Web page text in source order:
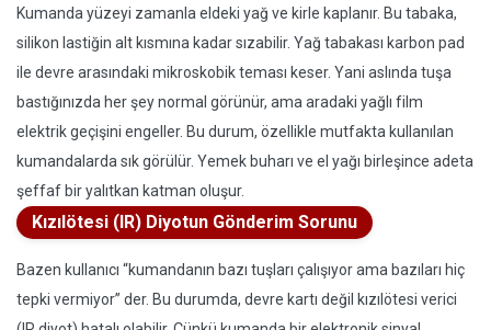
Kumanda yüzeyi zamanla eldeki yağ ve kirle kaplanır. Bu tabaka,
silikon lastiğin alt kısmına kadar sızabilir. Yağ tabakası karbon pad
ile devre arasındaki mikroskobik teması keser. Yani aslında tuşa
bastığınızda her şey normal görünür, ama aradaki yağlı film
elektrik geçişini engeller. Bu durum, özellikle mutfakta kullanılan
kumandalarda sık görülür. Yemek buharı ve el yağı birleşince adeta
şeffaf bir yalıtkan katman oluşur.
Kızılötesi (IR) Diyotun Gönderim Sorunu
Bazen kullanıcı “kumandanın bazı tuşları çalışıyor ama bazıları hiç
tepki vermiyor” der. Bu durumda, devre kartı değil kızılötesi verici